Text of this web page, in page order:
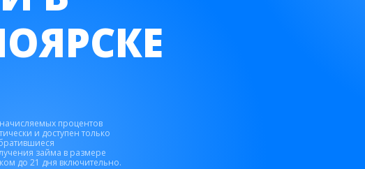
процентов
и доступен только
займа в размере
до 21 дня включительно.